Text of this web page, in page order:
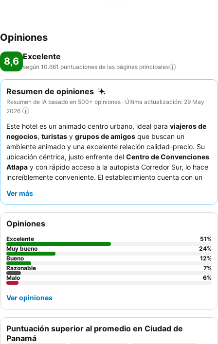
Opiniones
8,6 Excelente
según 10.661 puntuaciones de las páginas principales
Resumen de opiniones
Resumen de IA basado en 500+ opiniones · Última actualización: 29 May
2026
Este hotel es un animado centro urbano, ideal para viajeros de
negocios, turistas y grupos de amigos que buscan un
ambiente animado y una excelente relación calidad-precio. Su
ubicación céntrica, justo enfrente del Centro de Convenciones
Atlapa y con rápido acceso a la autopista Corredor Sur, lo hace
increíblemente conveniente. El establecimiento cuenta con un
jacuzzi, perfecto para relajarse después de un día ajetreado.
profesional
experiencia más tranquila, considere solicitar una habitación con
vistas al jardín.
Ver más
Puntuación superior al promedio en Ciudad de
Panamá
Opiniones
Excelente 51%
Muy bueno
24%
Bueno
12%
Razonable
7%
Malo
6%
Ver opiniones